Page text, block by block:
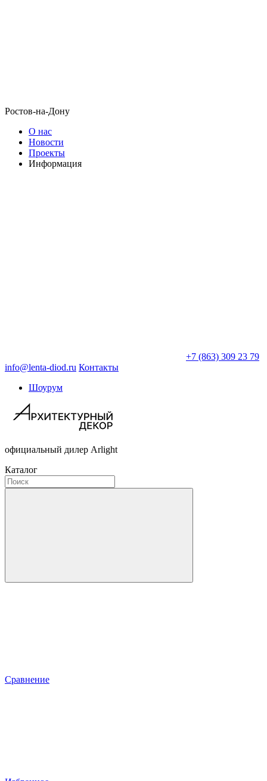
Ростов-на-Дону
О нас
Новости
Проекты
Информация
+7 (863) 309 23 79
info@lenta-diod.ru Контакты
Шоурум
официальный дилер Arlight
Каталог
Сравнение